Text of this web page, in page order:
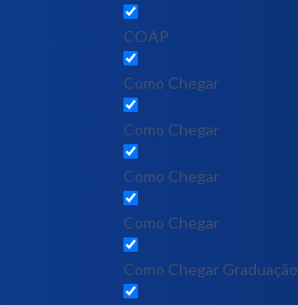
COAP
Como Chegar
Como Chegar
Como Chegar
Como Chegar
Como Chegar Graduação